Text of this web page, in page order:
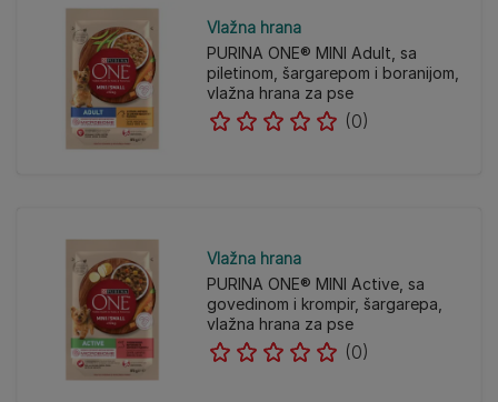
Vlažna hrana
PURINA ONE® MINI Adult, sa
piletinom, šargarepom i boranijom,
vlažna hrana za pse
(0)
Vlažna hrana
PURINA ONE® MINI Active, sa
govedinom i krompir, šargarepa,
vlažna hrana za pse
(0)